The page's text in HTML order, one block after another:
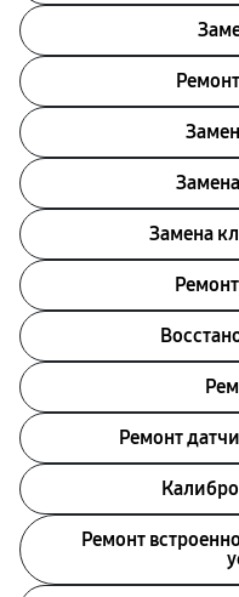
Замена
Ремонт
Ремонт